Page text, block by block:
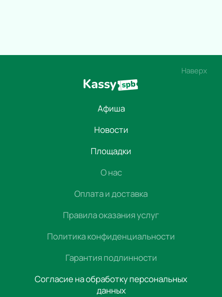
Наверх
Афиша
Новости
Площадки
О нас
Оплата и доставка
Правила оказания услуг
Политика конфиденциальности
Гарантия подлинности
Согласие на обработку персональных
данных